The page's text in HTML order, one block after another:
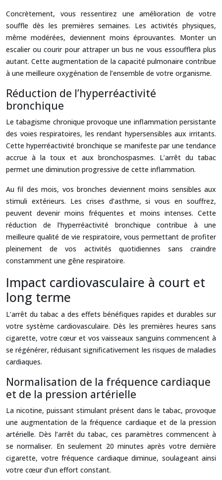
Concrètement, vous ressentirez une amélioration de votre
souffle dès les premières semaines. Les activités physiques,
même modérées, deviennent moins éprouvantes. Monter un
escalier ou courir pour attraper un bus ne vous essoufflera plus
autant. Cette augmentation de la capacité pulmonaire contribue
à une meilleure oxygénation de l’ensemble de votre organisme.
Réduction de l’hyperréactivité
bronchique
Le tabagisme chronique provoque une inflammation persistante
des voies respiratoires, les rendant hypersensibles aux irritants.
Cette hyperréactivité bronchique se manifeste par une tendance
accrue à la toux et aux bronchospasmes. L’arrêt du tabac
permet une diminution progressive de cette inflammation.
Au fil des mois, vos bronches deviennent moins sensibles aux
stimuli extérieurs. Les crises d’asthme, si vous en souffrez,
peuvent devenir moins fréquentes et moins intenses. Cette
réduction de l’hyperréactivité bronchique contribue à une
meilleure qualité de vie respiratoire, vous permettant de profiter
pleinement de vos activités quotidiennes sans craindre
constamment une gêne respiratoire.
Impact cardiovasculaire à court et
long terme
L’arrêt du tabac a des effets bénéfiques rapides et durables sur
votre système cardiovasculaire. Dès les premières heures sans
cigarette, votre cœur et vos vaisseaux sanguins commencent à
se régénérer, réduisant significativement les risques de maladies
cardiaques.
Normalisation de la fréquence cardiaque
et de la pression artérielle
La nicotine, puissant stimulant présent dans le tabac, provoque
une augmentation de la fréquence cardiaque et de la pression
artérielle. Dès l’arrêt du tabac, ces paramètres commencent à
se normaliser. En seulement 20 minutes après votre dernière
cigarette, votre fréquence cardiaque diminue, soulageant ainsi
votre cœur d’un effort constant.